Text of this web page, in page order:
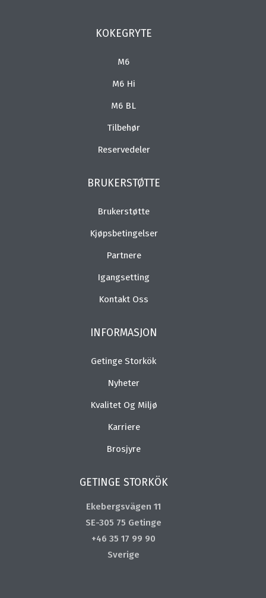
KOKEGRYTE
M6
M6 Hi
M6 BL
Tilbehør
Reservedeler
BRUKERSTØTTE
Brukerstøtte
Kjøpsbetingelser
Partnere
Igangsetting
Kontakt Oss
INFORMASJON
Getinge Storkök
Nyheter
Kvalitet Og Miljø
Karriere
Brosjyre
GETINGE STORKÖK
Ekebergsvägen 11
SE-305 75 Getinge
+46 35 17 99 90
Sverige